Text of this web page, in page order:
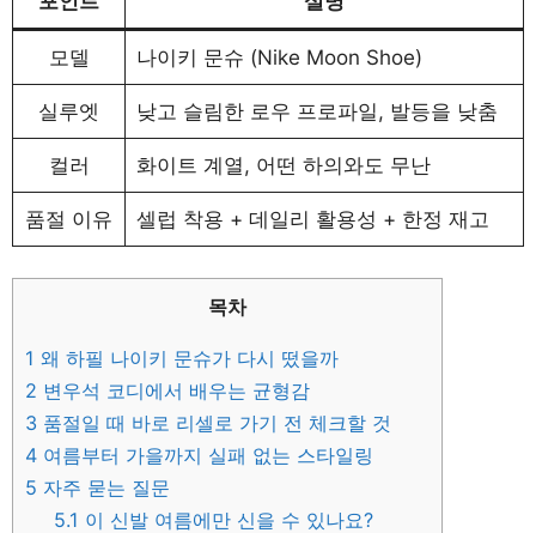
모델 나이키 문슈 (Nike Moon Shoe)
실루엣 낮고 슬림한 로우 프로파일, 발등을 낮춤
컬러 화이트 계열, 어떤 하의와도 무난
품절 이유 셀럽 착용 + 데일리 활용성 + 한정 재고
목차
1 왜 하필 나이키 문슈가 다시 떴을까
2 변우석 코디에서 배우는 균형감
3 품절일 때 바로 리셀로 가기 전 체크할 것
4 여름부터 가을까지 실패 없는 스타일링
5 자주 묻는 질문
5.1 이 신발 여름에만 신을 수 있나요?